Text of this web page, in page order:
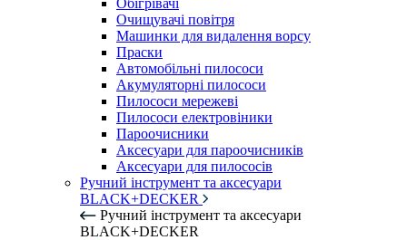
Обігрівачі
Очищувачі повітря
Машинки для видалення ворсу
Праски
Автомобільні пилососи
Акумуляторні пилососи
Пилососи мережеві
Пилососи електровіники
Пароочисники
Аксесуари для пароочисників
Аксесуари для пилососів
Ручний інструмент та аксесуари
BLACK+DECKER
Ручний інструмент та аксесуари
BLACK+DECKER